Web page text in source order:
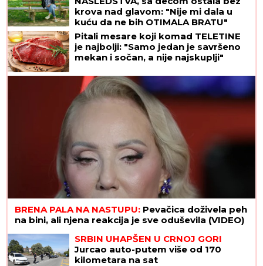
krova nad glavom: "Nije mi dala u
kuću da ne bih OTIMALA BRATU"
Pitali mesare koji komad TELETINE
je najbolji: "Samo jedan je savršeno
mekan i sočan, a nije najskuplji"
BRENA PALA NA NASTUPU: Pevačica doživela peh
na bini, ali njena reakcija je sve oduševila (VIDEO)
SRBIN UHAPŠEN U CRNOJ GORI
Jurcao auto-putem više od 170
kilometara na sat